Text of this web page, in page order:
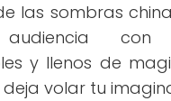
las sombras
con
y llenos de
volar tu